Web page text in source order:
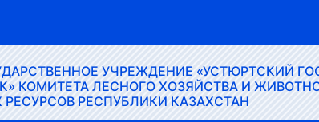
УЧРЕЖДЕНИЕ «УСТЮРТСКИЙ
КОМИТЕТА ЛЕСНОГО ХОЗЯЙСТВА И
РЕСПУБЛИКИ КАЗАХСТАН